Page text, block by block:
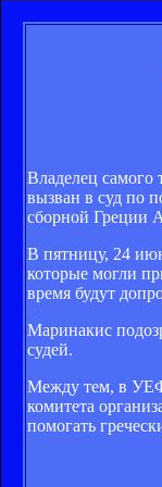
Владелец самого
вызван в суд по
сборной Греции
В пятницу, 24
которые могли
время будут
Маринакис
судей.
Между тем, в
комитета
помогать